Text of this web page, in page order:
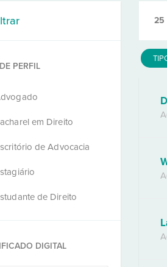
PERFIL
em Direito
de Advocacia
de Direito
DIGITAL
25